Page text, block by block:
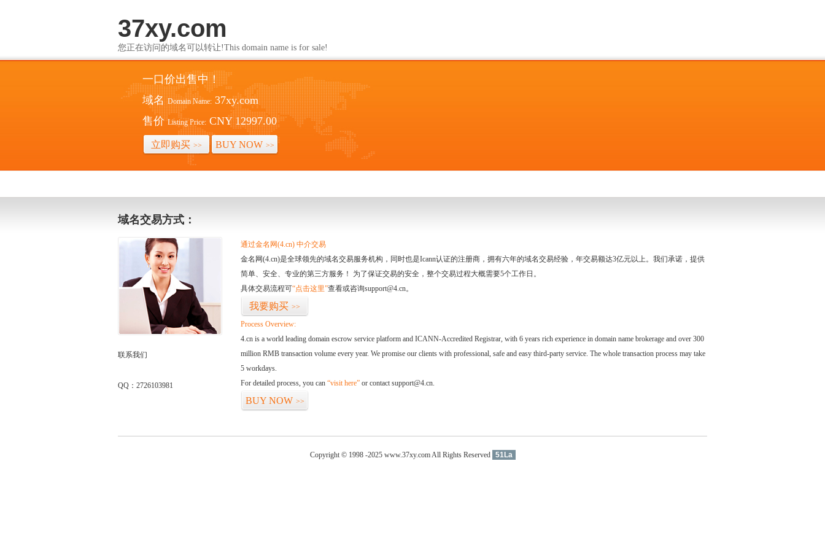
37xy.com
您正在访问的域名可以转让!This domain name is for sale!
一口价出售中！
域名 Domain Name: 37xy.com
售价 Listing Price: CNY 12997.00
立即购买 >> BUY NOW >>
域名交易方式：
联系我们
QQ：2726103981
通过金名网(4.cn) 中介交易
金名网(4.cn)是全球领先的域名交易服务机构，同时也是Icann认证的注册商，拥有六年的域名交易经验，年交易额达3亿元以上。我们承诺，提供
简单、安全、专业的第三方服务！ 为了保证交易的安全，整个交易过程大概需要5个工作日。
具体交易流程可“点击这里”查看或咨询support@4.cn。
我要购买 >>
Process Overview:
4.cn is a world leading domain escrow service platform and ICANN-Accredited Registrar, with 6 years rich experience in domain name brokerage and over 300
million RMB transaction volume every year. We promise our clients with professional, safe and easy third-party service. The whole transaction process may take
5 workdays.
For detailed process, you can “visit here” or contact support@4.cn.
BUY NOW >>
Copyright © 1998 -2025 www.37xy.com All Rights Reserved 51La